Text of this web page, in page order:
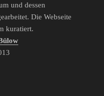
und dessen
Die Webseite
kuratiert.